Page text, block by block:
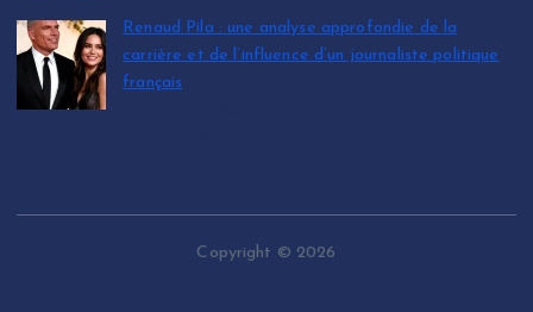
Renaud Pila : une analyse approfondie de la
carrière et de l’influence d’un journaliste politique
français
Copyright © 2026